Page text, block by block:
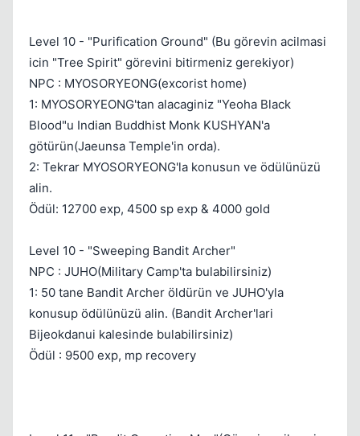
Level 10 - "Purification Ground" (Bu görevin acilmasi
icin "Tree Spirit" görevini bitirmeniz gerekiyor)
NPC : MYOSORYEONG(excorist home)
1: MYOSORYEONG'tan alacaginiz "Yeoha Black
Blood"u Indian Buddhist Monk KUSHYAN'a
götürün(Jaeunsa Temple'in orda).
2: Tekrar MYOSORYEONG'la konusun ve ödülünüzü
alin.
Ödül: 12700 exp, 4500 sp exp & 4000 gold
Level 10 - "Sweeping Bandit Archer"
NPC : JUHO(Military Camp'ta bulabilirsiniz)
1: 50 tane Bandit Archer öldürün ve JUHO'yla
konusup ödülünüzü alin. (Bandit Archer'lari
Bijeokdanui kalesinde bulabilirsiniz)
Ödül : 9500 exp, mp recovery